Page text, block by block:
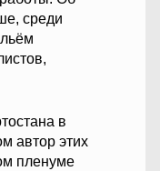
среди
в
автор этих
пленуме